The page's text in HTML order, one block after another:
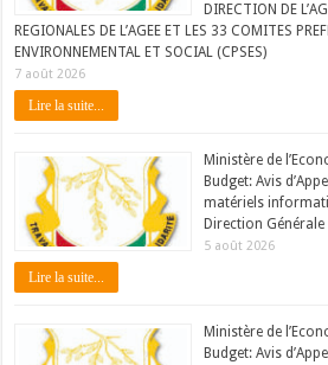
DIRECTION DE
REGIONALES DE L’AGEE ET LES 33 COMITES
ENVIRONNEMENTAL ET SOCIAL (CPSES)
7 août 2026
Lire la suite...
Ministère de
Budget: Avis
matériels
Direction
5 août 2026
Lire la suite...
Ministère de
Budget: Avis